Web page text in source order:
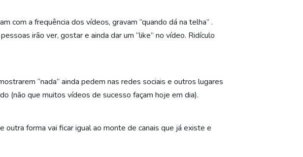
com a frequência dos vídeos, gravam “quando dá na telha” .
irão ver, gostar e ainda dar um “like” no vídeo. Ridículo
“nada” ainda pedem nas redes sociais e outros lugares
(não que muitos vídeos de sucesso façam hoje em dia).
outra forma vai ficar igual ao monte de canais que já existe e